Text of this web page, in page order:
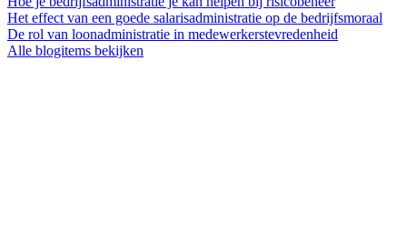
Het effect van een goede salarisadministratie op de bedrijfsmoraal
De rol van loonadministratie in medewerkerstevredenheid
Alle blogitems bekijken